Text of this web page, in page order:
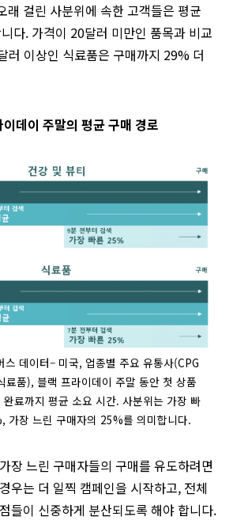
래 걸린 사분위에 속한 고객들은 평균
다. 가격이 20달러 미만인 품목과 비교
러 이상인 식료품은 구매까지 29% 더
데이 주말의 평균 구매 경로
스 데이터– 미국, 업종별 주요 유통사(CPG
료품), 블랙 프라이데이 주말 동안 첫 상품
료까지 평균 소요 시간. 사분위는 가장 빠
가장 느린 구매자의 25%를 의미합니다.
장 느린 구매자들의 구매를 유도하려면
우는 더 일찍 캠페인을 시작하고, 전체
들이 신중하게 분산되도록 해야 합니다.